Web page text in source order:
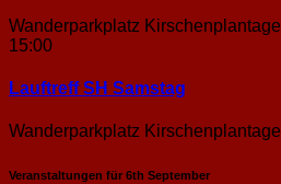
Wanderparkplatz Kirschenplantage
15:00
Lauftreff SH Samstag
Wanderparkplatz Kirschenplantage
Veranstaltungen für 6th September